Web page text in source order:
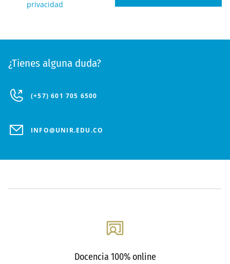
¿Tienes alguna duda?
(+57) 601 705 6500
INFO@UNIR.EDU.CO
Docencia 100% online